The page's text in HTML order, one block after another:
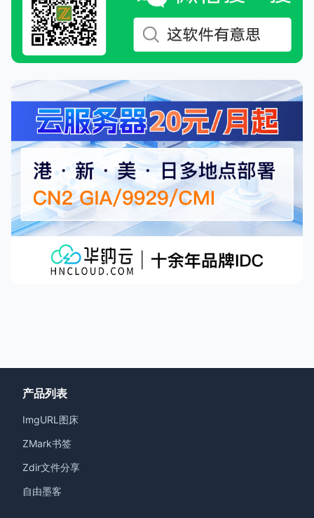
产品列表
ImgURL图床
ZMark书签
Zdir文件分享
自由墨客